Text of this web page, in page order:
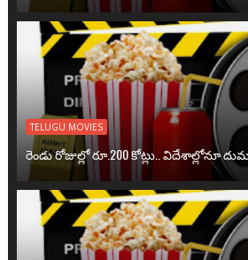
TELUGU MOVIES
రెండు రోజుల్లో రూ.200 కోట్లు.. విదేశాల్లోనూ